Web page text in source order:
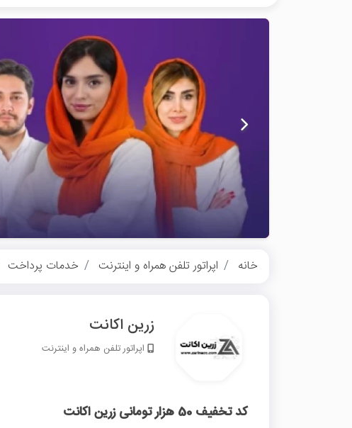
خانه اپراتور تلفن همراه و اینترنت خدمات پرداخت
زرین اکانت
اپراتور تلفن همراه و اینترنت
کد تخفیف 50 هزار تومانی زرین اکانت